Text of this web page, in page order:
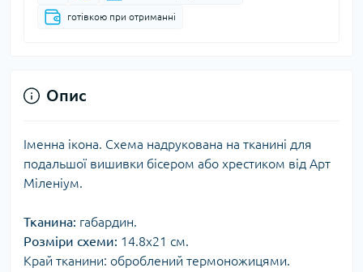
готівкою при отриманні
Опис
Іменна ікона. Схема надрукована на тканині для
подальшої вишивки бісером або хрестиком від Арт
Міленіум.
Тканина: габардин.
Розміри схеми: 14.8x21 см.
Край тканини: оброблений термоножицями.